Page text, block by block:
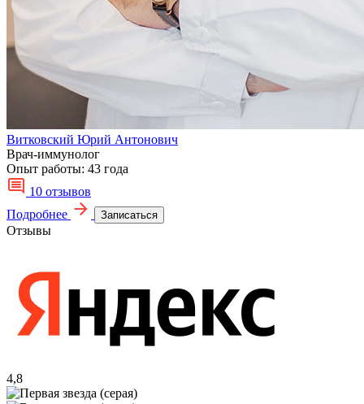
Витковский Юрий Антонович
Врач-иммунолог
Опыт работы: 43 года
10 отзывов
Подробнее
Записаться
Отзывы
4,8